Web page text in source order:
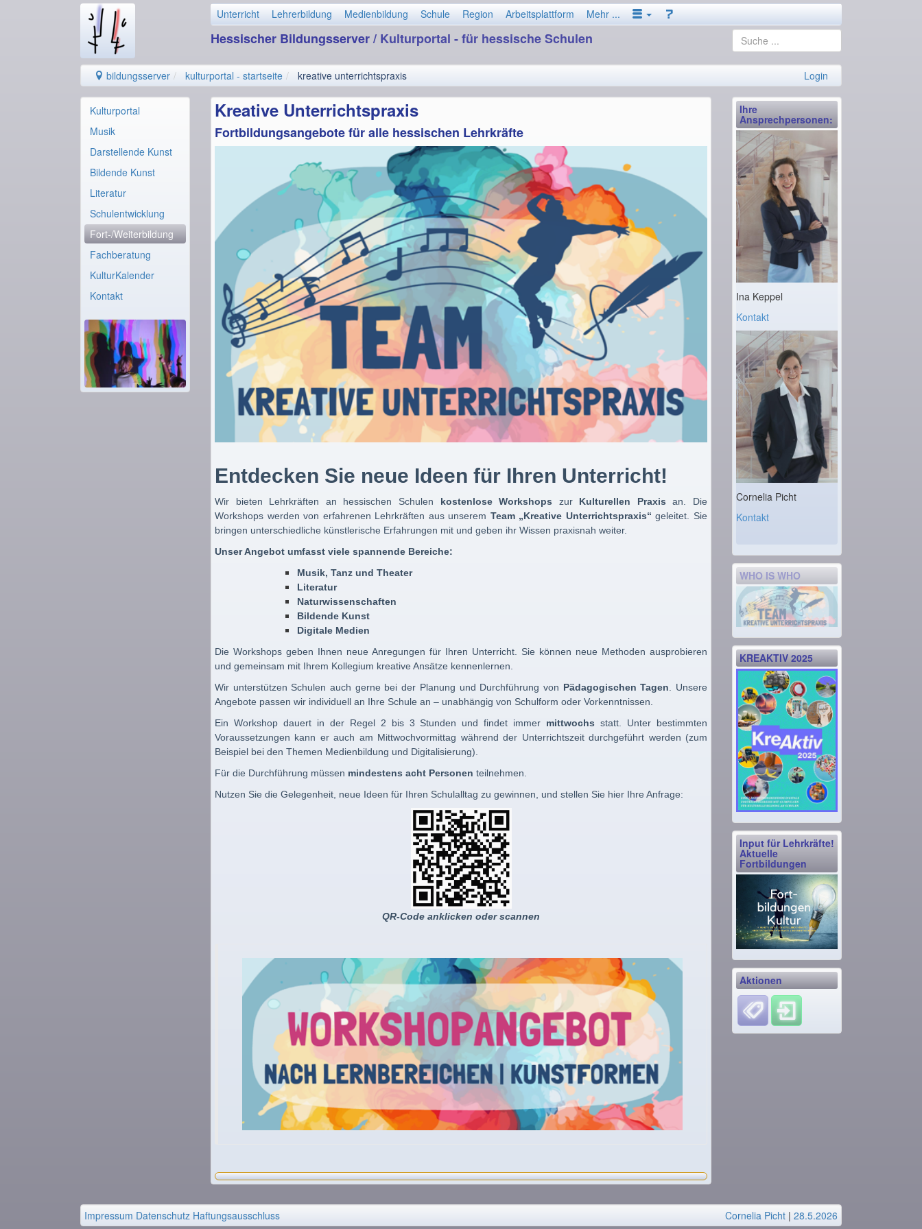
Unterricht Lehrerbildung Medienbildung Schule Region Arbeitsplattform Mehr ...
Hessischer Bildungsserver/ Kulturportal - für hessische Schulen
bildungsserver kulturportal - startseite kreative unterrichtspraxis Login
Kulturportal
Musik
Darstellende Kunst
Bildende Kunst
Literatur
Schulentwicklung
Fort-/Weiterbildung
Fachberatung
KulturKalender
Kontakt
Kreative Unterrichtspraxis
Fortbildungsangebote für alle hessischen Lehrkräfte
Entdecken Sie neue Ideen für Ihren Unterricht!
Wir bieten Lehrkräften an hessischen Schulen kostenlose Workshops zur Kulturellen Praxis an. Die
Workshops werden von erfahrenen Lehrkräften aus unserem Team „Kreative Unterrichtspraxis“geleitet. Sie
bringen unterschiedliche künstlerische Erfahrungen mit und geben ihr Wissen praxisnah weiter.
Unser Angebot umfasst viele spannende Bereiche:
Musik, Tanz und Theater
Literatur
Naturwissenschaften
Bildende Kunst
Digitale Medien
Die Workshops geben Ihnen neue Anregungen für Ihren Unterricht. Sie können neue Methoden ausprobieren
und gemeinsam mit Ihrem Kollegium kreative Ansätze kennenlernen.
Wir unterstützen Schulen auch gerne bei der Planung und Durchführung von Pädagogischen Tagen . Unsere
Angebote passen wir individuell an Ihre Schule an – unabhängig von Schulform oder Vorkenntnissen.
Ein Workshop dauert in der Regel 2 bis 3 Stunden und findet immer mittwochsstatt. Unter bestimmten
Voraussetzungen kann er auch am Mittwochvormittag während der Unterrichtszeit durchgeführt werden (zum
Beispiel bei den Themen Medienbildung und Digitalisierung).
Für die Durchführung müssen mindestens acht Personen teilnehmen.
Nutzen Sie die Gelegenheit, neue Ideen für Ihren Schulalltag zu gewinnen, und stellen Sie hier Ihre Anfrage:
QR-Code anklicken oder scannen
Ihre
Ansprechpersonen:
Ina Keppel
Kontakt
Cornelia Picht
Kontakt
WHO IS WHO
KREAKTIV 2025
Input für Lehrkräfte!
Aktuelle
Fortbildungen
Aktionen
Impressum Datenschutz Haftungsausschluss Cornelia Picht | 28.5.2026